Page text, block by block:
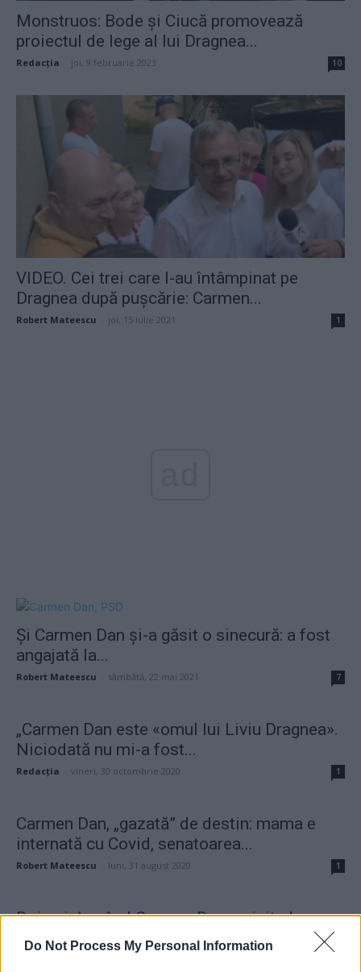
Do Not Process My Personal Information
Monstruos: Bode și Ciucă promovează
proiectul de lege al lui Dragnea...
Redacţia joi, 9 februarie 2023 10
VIDEO. Cei trei care l-au întâmpinat pe
Dragnea după pușcărie: Carmen...
Robert Mateescu joi, 15 iulie 2021 1
Și Carmen Dan și-a găsit o sinecură: a fost
angajată la...
Robert Mateescu sâmbătă, 22 mai 2021 7
„Carmen Dan este «omul lui Liviu Dragnea».
Niciodată nu mi-a fost...
Redacţia vineri, 30 octombrie 2020 1
Carmen Dan, „gazată” de destin: mama e
internată cu Covid, senatoarea...
Robert Mateescu luni, 31 august 2020 1
Doi ani de când Carmen Dan o vizita la
spital pe...